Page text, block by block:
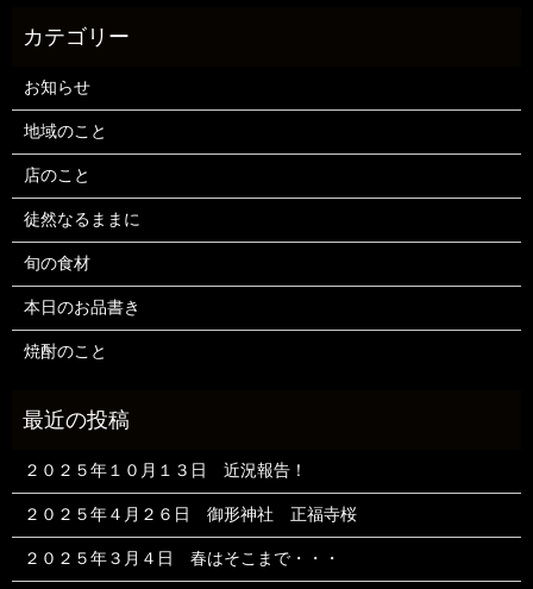
お知らせ
地域のこと
店のこと
徒然なるままに
旬の食材
本日のお品書き
焼酎のこと
２０２５年１０月１３日 近況報告！
２０２５年４月２６日 御形神社 正福寺桜
２０２５年３月４日 春はそこまで・・・